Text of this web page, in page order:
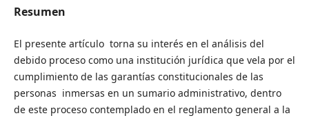
Resumen
El presente artículo torna su interés en el análisis del
debido proceso como una institución jurídica que vela por el
cumplimiento de las garantías constitucionales de las
personas inmersas en un sumario administrativo, dentro
de este proceso contemplado en el reglamento general a la